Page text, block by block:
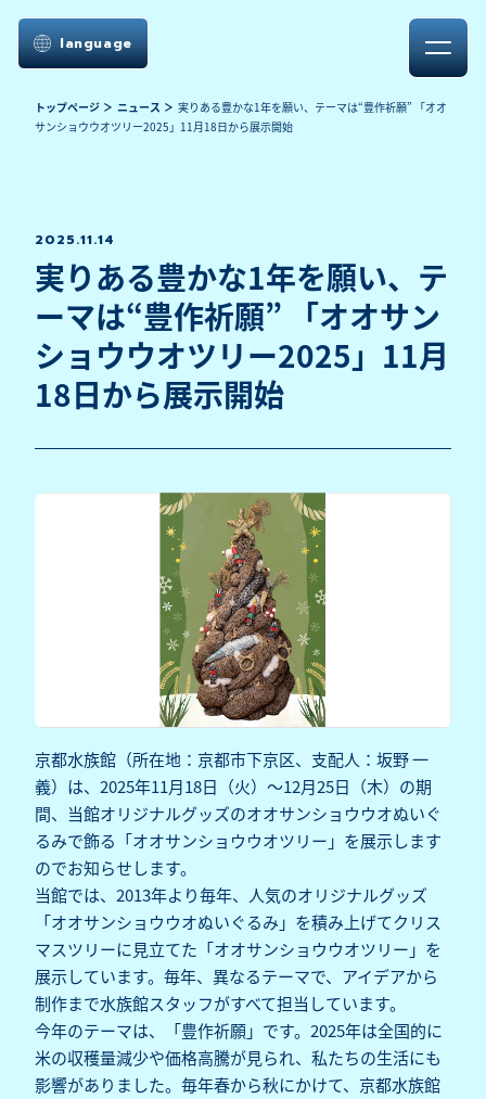
language
トップページ ニュース
実りある豊かな1年を願い、テーマは“豊作祈願” 「オオ
サンショウウオツリー2025」11月18日から展示開始
2025.11.14
実りある豊かな1年を願い、テ
ーマは“豊作祈願” 「オオサン
ショウウオツリー2025」11月
18日から展示開始
京都水族館（所在地：京都市下京区、支配人：坂野 一
義）は、2025年11月18日（火）～12月25日（木）の期
間、当館オリジナルグッズのオオサンショウウオぬいぐ
るみで飾る「オオサンショウウオツリー」を展示します
のでお知らせします。
当館では、2013年より毎年、人気のオリジナルグッズ
「オオサンショウウオぬいぐるみ」を積み上げてクリス
マスツリーに見立てた「オオサンショウウオツリー」を
展示しています。毎年、異なるテーマで、アイデアから
制作まで水族館スタッフがすべて担当しています。
今年のテーマは、「豊作祈願」です。2025年は全国的に
米の収穫量減少や価格高騰が見られ、私たちの生活にも
影響がありました。毎年春から秋にかけて、京都水族館